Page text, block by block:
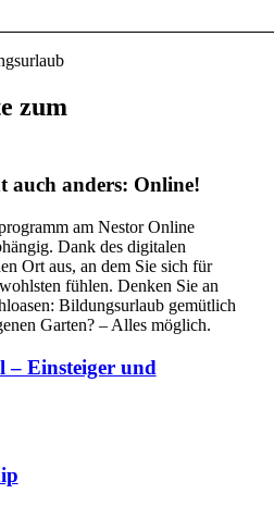
zum
auch anders: Online!
am Nestor Online
Dank des digitalen
Ort aus, an dem Sie sich für
fühlen. Denken Sie an
Bildungsurlaub gemütlich
Garten? – Alles möglich.
– Einsteiger und